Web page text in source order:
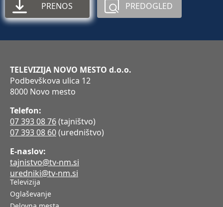
PRENOS PREDOGLED
TELEVIZIJA NOVO MESTO d.o.o.
Podbevškova ulica 12
8000 Novo mesto
Telefon:
07 393 08 76(tajništvo)
07 393 08 60(uredništvo)
E-naslov:
tajnistvo@tv-nm.si
uredniki@tv-nm.si
Televizija
Oglaševanje